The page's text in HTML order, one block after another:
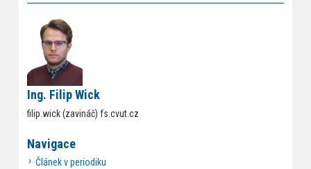
Ing. Filip Wick
filip.wick (zavináč) fs.cvut.cz
Navigace
Článek v periodiku